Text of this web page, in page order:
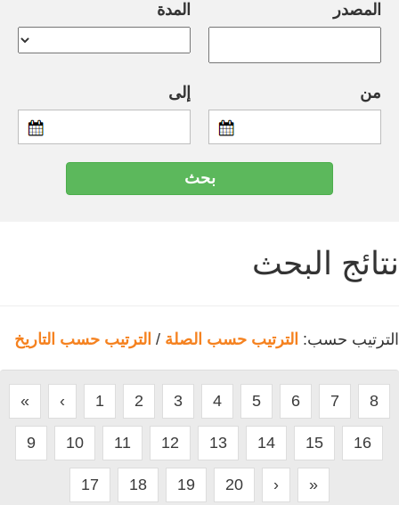
المصدر المدة
من إلى
نتائج البحث
الترتيب حسب: الترتيب حسب الصلة / الترتيب حسب التاريخ
« ‹ 1 2 3 4 5 6 7 8
9 10 11 12 13 14 15 16
17 18 19 20 › »